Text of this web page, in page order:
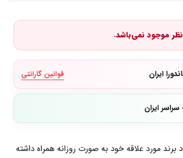
موجود نمی‌باشد.
قوانین گارانتی
ایران
برند مورد علاقه خود به صورت روزانه همراه داشته